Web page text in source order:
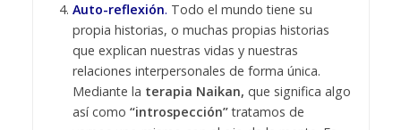
Auto-reflexión. Todo el mundo tiene su
propia historias, o muchas propias historias
que explican nuestras vidas y nuestras
relaciones interpersonales de forma única.
Mediante la terapia Naikan, que significa algo
así como “introspección”tratamos de